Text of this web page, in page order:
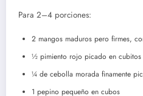
Para 2–4 porciones:
2 mangos maduros pero firmes,
½ pimiento rojo picado en cubitos
¼ de cebolla morada finamente
1 pepino pequeño en cubos